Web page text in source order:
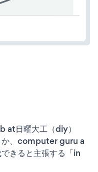
at日曜大工（diy）
、computer guru a
きると主張する「in